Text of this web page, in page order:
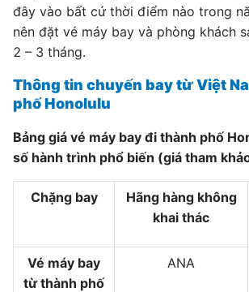
đây vào bất cứ thời điểm nào trong
nên đặt vé máy bay và phòng khách
2 – 3 tháng.
Thông tin chuyến bay từ Việt
phố Honolulu
Bảng giá vé máy bay đi thành phố
số hành trình phổ biến (giá tham
Chặng bay
Hãng hàng không
khai thác
Vé máy bay
từ thành phố
ANA